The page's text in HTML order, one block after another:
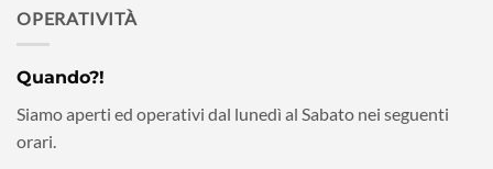
OPERATIVITÀ
Quando?!
Siamo aperti ed operativi dal lunedì al Sabato nei seguenti
orari.